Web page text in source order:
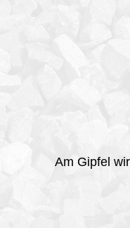
Am Gipfel